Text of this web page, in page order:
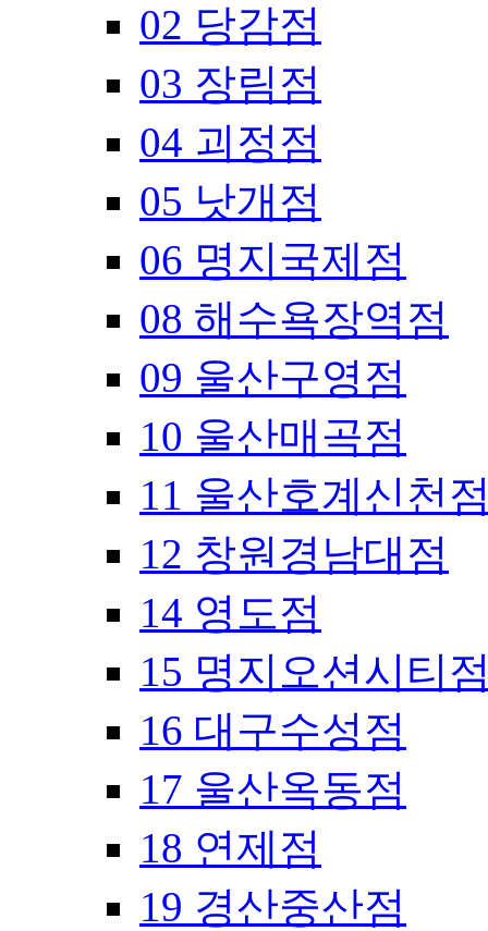
02 당감점
03 장림점
04 괴정점
05 낫개점
06 명지국제점
08 해수욕장역점
09 울산구영점
10 울산매곡점
11 울산호계신천
12 창원경남대점
14 영도점
15 명지오션시티
16 대구수성점
17 울산옥동점
18 연제점
19 경산중산점